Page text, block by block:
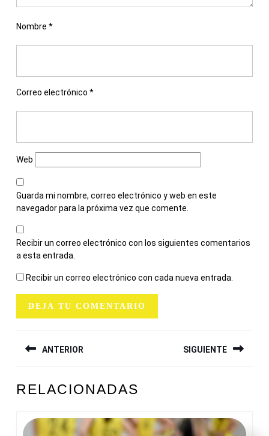
Nombre *
Correo electrónico *
Web
Guarda mi nombre, correo electrónico y web en este
navegador para la próxima vez que comente.
Recibir un correo electrónico con los siguientes comentarios
a esta entrada.
Recibir un correo electrónico con cada nueva entrada.
DE
ANTERIOR
anterior:
SIGUIENTE
entrada:
RELACIONADAS